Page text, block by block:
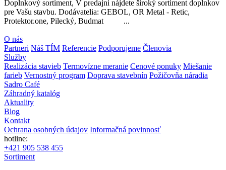
Doplnkový sortiment, V predajni nájdete široký sortiment doplnkov
pre Vašu stavbu. Dodávatelia: GEBOL, OR Metal - Retic,
Protektor.one, Pilecký, Budmat ...
O nás
Partneri Náš TÍM Referencie Podporujeme Členovia
Služby
Realizácia stavieb Termovízne meranie Cenové ponuky Miešanie
farieb Vernostný program Doprava stavebnín Požičovňa náradia
Sadro Café
Záhradný katalóg
Aktuality
Blog
Kontakt
Ochrana osobných údajov Informačná povinnosť
hotline:
+421 905 538 455
Sortiment